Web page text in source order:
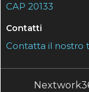
CAP 20133
Contatti
Contatta il nostro